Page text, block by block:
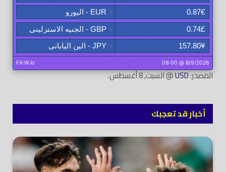
المصدر:USD@ السبت, 8 أغسطس.
أخبار قد تعجبك